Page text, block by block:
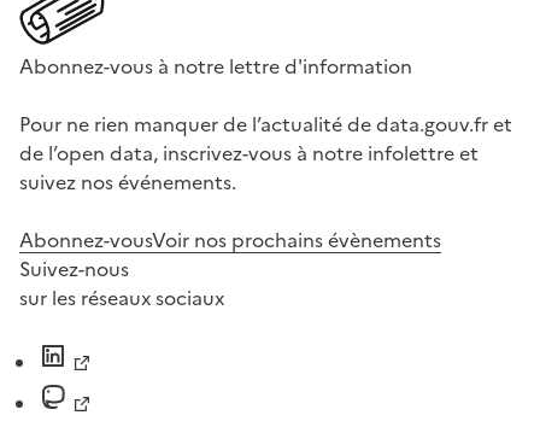
Abonnez-vous à notre lettre d'information
Pour ne rien manquer de l’actualité de data.gouv.fr et
de l’open data, inscrivez-vous à notre infolettre et
suivez nos événements.
Abonnez-vousVoir nos prochains évènements
Suivez-nous
sur les réseaux sociaux